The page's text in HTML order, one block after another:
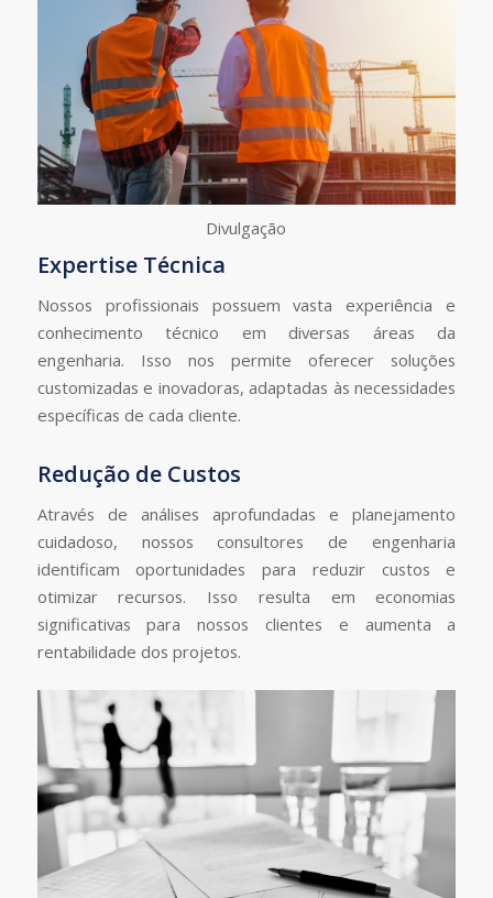
Divulgação
Expertise Técnica
Nossos profissionais possuem vasta experiência e
conhecimento técnico em diversas áreas da
engenharia. Isso nos permite oferecer soluções
customizadas e inovadoras, adaptadas às necessidades
específicas de cada cliente.
Redução de Custos
Através de análises aprofundadas e planejamento
cuidadoso, nossos consultores de engenharia
identificam oportunidades para reduzir custos e
otimizar recursos. Isso resulta em economias
significativas para nossos clientes e aumenta a
rentabilidade dos projetos.